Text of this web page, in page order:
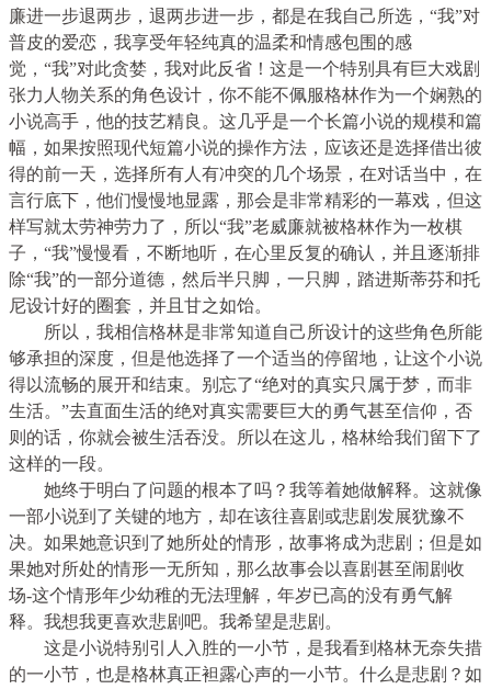
廉进一步退两步，退两步进一步，都是在我自己所选，“我”对
普皮的爱恋，我享受年轻纯真的温柔和情感包围的感
觉，“我”对此贪婪，我对此反省！这是一个特别具有巨大戏剧
张力人物关系的角色设计，你不能不佩服格林作为一个娴熟的
小说高手，他的技艺精良。这几乎是一个长篇小说的规模和篇
幅，如果按照现代短篇小说的操作方法，应该还是选择借出彼
得的前一天，选择所有人有冲突的几个场景，在对话当中，在
言行底下，他们慢慢地显露，那会是非常精彩的一幕戏，但这
样写就太劳神劳力了，所以“我”老威廉就被格林作为一枚棋
子，“我”慢慢看，不断地听，在心里反复的确认，并且逐渐排
除“我”的一部分道德，然后半只脚，一只脚，踏进斯蒂芬和托
尼设计好的圈套，并且甘之如饴。
所以，我相信格林是非常知道自己所设计的这些角色所能
够承担的深度，但是他选择了一个适当的停留地，让这个小说
得以流畅的展开和结束。别忘了“绝对的真实只属于梦，而非
生活。”去直面生活的绝对真实需要巨大的勇气甚至信仰，否
则的话，你就会被生活吞没。所以在这儿，格林给我们留下了
这样的一段。
她终于明白了问题的根本了吗？我等着她做解释。这就像
一部小说到了关键的地方，却在该往喜剧或悲剧发展犹豫不
决。如果她意识到了她所处的情形，故事将成为悲剧；但是如
果她对所处的情形一无所知，那么故事会以喜剧甚至闹剧收
场-这个情形年少幼稚的无法理解，年岁已高的没有勇气解
释。我想我更喜欢悲剧吧。我希望是悲剧。
这是小说特别引人入胜的一小节，是我看到格林无奈失措
的一小节，也是格林真正袒露心声的一小节。什么是悲剧？如